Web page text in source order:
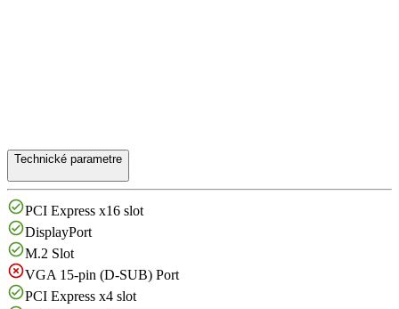
Technické parametre
PCI Express x16 slot
DisplayPort
M.2 Slot
VGA 15-pin (D-SUB) Port
PCI Express x4 slot